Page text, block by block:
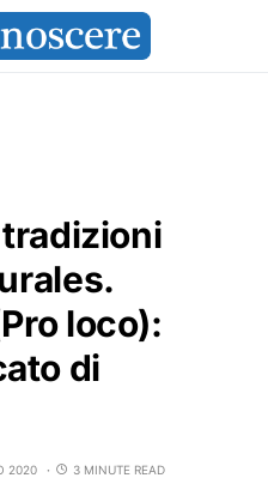
loco):
di
2020 3 MINUTE READ